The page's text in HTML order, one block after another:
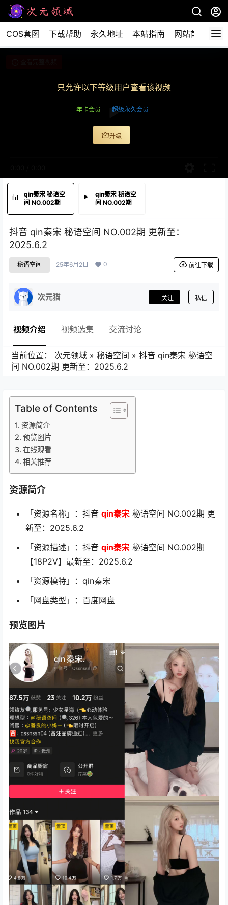
COS套图 下载帮助 永久地址 本站指南 网站首页
只允许以下等级用户查看该视频
年卡会员 超级永久会员
升级
qin秦宋 秘语空
间 NO.002期
qin秦宋 秘语空
间 NO.002期
抖音 qin秦宋 秘语空间 NO.002期 更新至：
2025.6.2
秘语空间 25年6月2日 0 前往下载
次元猫 关注 私信
视频介绍 视频选集 交流讨论
当前位置： 次元领域 » 秘语空间 » 抖音 qin秦宋 秘语空
间 NO.002期 更新至：2025.6.2
Table of Contents
资源简介
预览图片
在线观看
相关推荐
资源简介
「资源名称」：抖音 qin秦宋 秘语空间 NO.002期 更
新至：2025.6.2
「资源描述」：抖音 qin秦宋 秘语空间 NO.002期
【18P2V】最新至：2025.6.2
「资源模特」：qin秦宋
「网盘类型」：百度网盘
预览图片